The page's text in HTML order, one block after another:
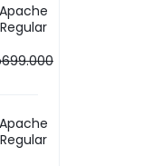
699.000